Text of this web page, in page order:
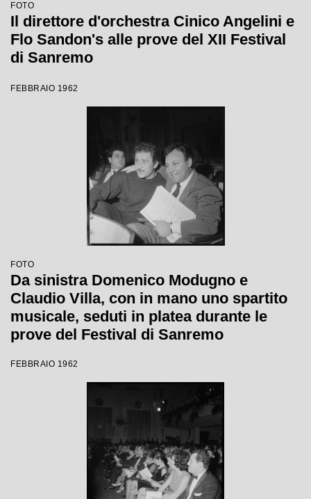
FOTO
Il direttore d'orchestra Cinico Angelini e
Flo Sandon's alle prove del XII Festival
di Sanremo
FEBBRAIO 1962
FOTO
Da sinistra Domenico Modugno e
Claudio Villa, con in mano uno spartito
musicale, seduti in platea durante le
prove del Festival di Sanremo
FEBBRAIO 1962